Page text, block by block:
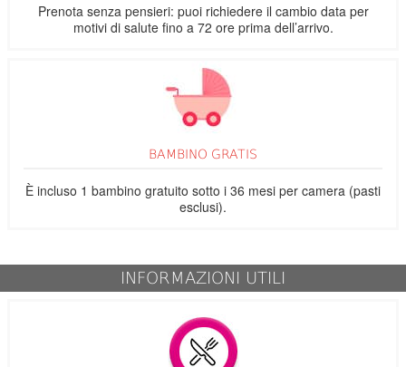
Prenota senza pensieri: puoi richiedere il cambio data per
motivi di salute fino a 72 ore prima dell’arrivo.
BAMBINO GRATIS
È incluso 1 bambino gratuito sotto i 36 mesi per camera (pasti
esclusi).
INFORMAZIONI UTILI